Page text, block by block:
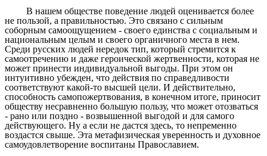
В нашем обществе поведение людей оценивается более
не пользой, а правильностью. Это связано с сильным
соборным самоощущением - своего единства с социальным и
национальным целым и своего органичного места в нем.
Среди русских людей нередок тип, который стремится к
самоотречению и даже героической жертвенности, которая не
может принести индивидуальной выгоды. При этом он
интуитивно убежден, что действия по справедливости
соответствуют какой-то высшей цели. И действительно,
способность самопожертвования, в конечном итоге, приносит
обществу несравненно большую пользу, что может отозваться
- рано или поздно - возвышенной выгодой и для самого
действующего. Ну а если не дастся здесь, то непременно
воздастся свыше. Эта метафизическая уверенность и духовное
самоудовлетворение воспитаны Православием.